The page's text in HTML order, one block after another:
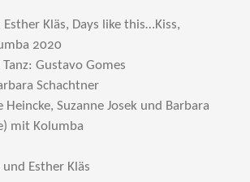
Kläs, Days like this…Kiss,
2020
Gustavo Gomes
Schachtner
Heincke, Suzanne Josek und Barbara
mit Kolumba
Esther Kläs